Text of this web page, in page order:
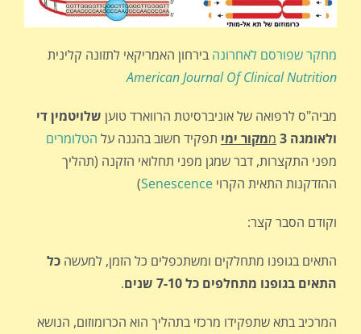
מחקר שפורסם לאחרונה בירחון האמריקאי לתזונה קלינית
American Journal Of Clinical Nutrition
מביה"ס לרפואה של אוניברסיטת הרווארד טוען שלויטמין די
ולאומגה 3
ממקור ימי תפקיד חשוב בהגנה על הטלומרים
מפני התקצרות, דבר שמגן מפני תחלואי הזקנה (תהליך
ההזדקנות התאית הקרוי Senescence
)
וקודם הסבר קצר:
התאים בגופנו מתחלקים ומשתכפלים כל הזמן, למעשה כל
התאים בגופנו מתחלפים כל 7-10 שנים
.
המרכיב בתא שתפקידו מרכזי בתהליך הוא הכרומוזום, הנושא